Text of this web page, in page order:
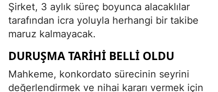
Şirket, 3 aylık süreç boyunca alacaklılar
tarafından icra yoluyla herhangi bir takibe
maruz kalmayacak.
DURUŞMA TARIHI BELLI OLDU
Mahkeme, konkordato sürecinin seyrini
değerlendirmek ve nihai kararı vermek için